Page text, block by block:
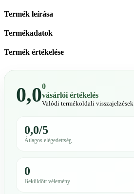
Termék leírása
Termékadatok
Termék értékelése
0,00
vásárlói értékelés
Valódi termékoldali visszajelzések
0,0/5
Átlagos elégedettség
0
Beküldött vélemény